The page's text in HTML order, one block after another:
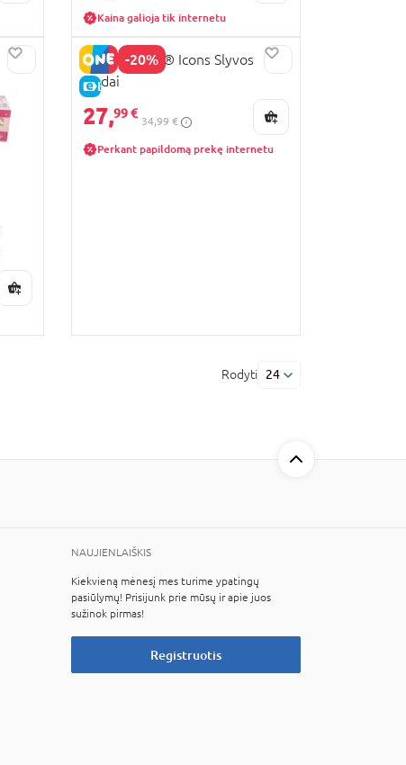
Kaina galioja tik internetu
-20%
E-KAINA
10369 LEGO® Icons Slyvos
žiedai
27,99 €
34,99 €
Perkant papildomą prekę internetu
Rodyti 24
NAUJIENLAIŠKIS
Kiekvieną mėnesį mes turime ypatingų
pasiūlymų! Prisijunk prie mūsų ir apie juos
sužinok pirmas!
Registruotis